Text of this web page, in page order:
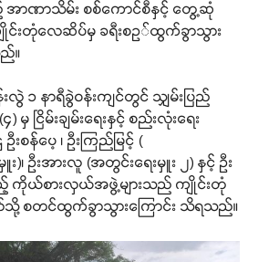
အာဏာသိမ်း စစ်ကောင်စီနှင့် တွေ့ဆုံ
င်းတုံလေဆိပ်မှ ခရီးစဥ်ထွက်ခွာသွား
။
၁ နာရီခွဲဝန်းကျင်တွင် သျှမ်းပြည်
ငြိမ်းချမ်းရေးနှင့် စည်းလုံးရေး
စန်ပေ့ ၊ ဦးကြည်မြင့် (
ဦးအားလူ (အတွင်းရေးမှူး ၂) နှင့် ဦး
ကိုယ်စားလှယ်အဖွဲ့များသည် ကျိုင်းတုံ
စတင်ထွက်ခွာသွားကြောင်း သိရသည်။